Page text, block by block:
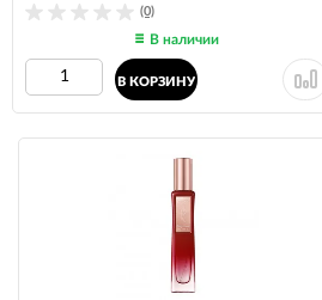
(0)
В наличии
В КОРЗИНУ